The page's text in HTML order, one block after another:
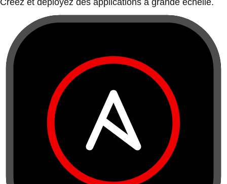
Créez et déployez des applications à grande échelle.